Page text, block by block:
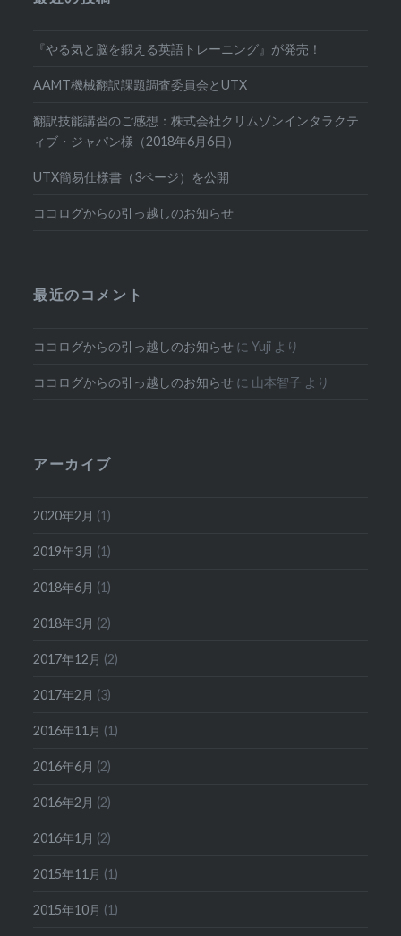
『やる気と脳を鍛える英語トレーニング』が発売！
AAMT機械翻訳課題調査委員会とUTX
翻訳技能講習のご感想：株式会社クリムゾンインタラクテ
ィブ・ジャパン様（2018年6月6日）
UTX簡易仕様書（3ページ）を公開
ココログからの引っ越しのお知らせ
最近のコメント
ココログからの引っ越しのお知らせ にYuji より
ココログからの引っ越しのお知らせ に 山本智子 より
アーカイブ
2020年2月 (1)
2019年3月 (1)
2018年6月 (1)
2018年3月 (2)
2017年12月 (2)
2017年2月 (3)
2016年11月 (1)
2016年6月 (2)
2016年2月 (2)
2016年1月 (2)
2015年11月 (1)
2015年10月 (1)